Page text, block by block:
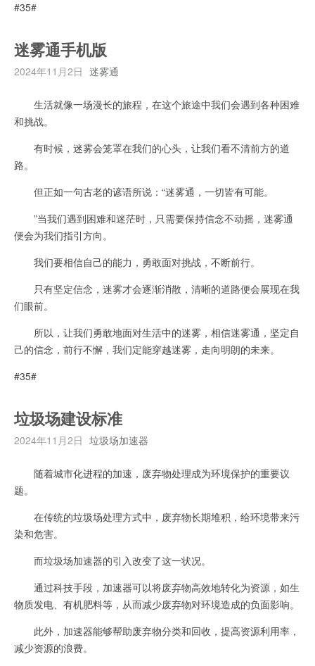
#35#
迷雾通手机版
2024年11月2日 迷雾通
生活就像一场漫长的旅程，在这个旅途中我们会遇到各种困难
和挑战。
有时候，迷雾会笼罩在我们的心头，让我们看不清前方的道
路。
但正如一句古老的谚语所说：“迷雾通，一切皆有可能。
”当我们遇到困难和迷茫时，只需要保持信念不动摇，迷雾通
便会为我们指引方向。
我们要相信自己的能力，勇敢面对挑战，不断前行。
只有坚定信念，迷雾才会逐渐消散，清晰的道路便会展现在我
们眼前。
所以，让我们勇敢地面对生活中的迷雾，相信迷雾通，坚定自
己的信念，前行不懈，我们定能穿越迷雾，走向明朗的未来。
#35#
垃圾场建设标准
2024年11月2日 垃圾场加速器
随着城市化进程的加速，废弃物处理成为环境保护的重要议
题。
在传统的垃圾场处理方式中，废弃物长期堆积，给环境带来污
染和危害。
而垃圾场加速器的引入改变了这一状况。
通过科技手段，加速器可以将废弃物高效地转化为资源，如生
物质发电、有机肥料等，从而减少废弃物对环境造成的负面影响。
此外，加速器能够帮助废弃物分类和回收，提高资源利用率，
减少资源的浪费。